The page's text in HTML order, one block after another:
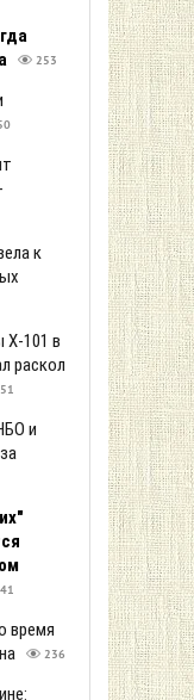
253
к
Х-101 в
раскол
и
время
236